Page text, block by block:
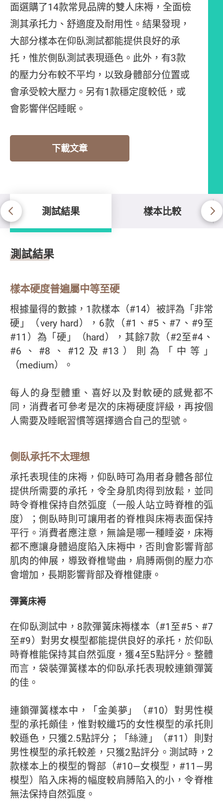
面選購了14款常見品牌的雙人床褥，全面檢
測其承托力、舒適度及耐用性。結果發現，
大部分樣本在仰臥測試都能提供良好的承
托，惟於側臥測試表現遜色。此外，有3款
的壓力分布較不平均，以致身體部分位置或
會承受較大壓力。另有1款穩定度較低，或
會影響伴侶睡眠。
下載文章
測試結果 樣本比較
測試結果
測試結果
樣本硬度普遍屬中等至硬
根據量得的數據，1款樣本（#14）被評為「非常
硬」（very hard），6款（#1、#5、#7、#9至
#11）為「硬」（hard），其餘7款（#2至#4、
#6、#8、#12及#13）則為「中等」
（medium）。
每人的身型體重、喜好以及對軟硬的感覺都不
同，消費者可參考是次的床褥硬度評級，再按個
人需要及睡眠習慣等選擇適合自己的型號。
側臥承托不太理想
承托表現佳的床褥，仰臥時可為用者身體各部位
提供所需要的承托，令全身肌肉得到放鬆，並同
時令脊椎保持自然弧度（一般人站立時脊椎的弧
度）；側臥時則可讓用者的脊椎與床褥表面保持
平行。消費者應注意，無論是哪一種睡姿，床褥
都不應讓身體過度陷入床褥中，否則會影響背部
肌肉的伸展，導致脊椎彎曲，肩膊兩側的壓力亦
會增加，長期影響背部及脊椎健康。
彈簧床褥
在仰臥測試中，8款彈簧床褥樣本（#1至#5、#7
至#9）對男女模型都能提供良好的承托，於仰臥
時脊椎能保持其自然弧度，獲4至5點評分。整體
而言，袋裝彈簧樣本的仰臥承托表現較連鎖彈簧
的佳。
連鎖彈簧樣本中，「金美夢」（#10）對男性模
型的承托頗佳，惟對較纖巧的女性模型的承托則
較遜色，只獲2.5點評分；「絲漣」（#11）則對
男性模型的承托較差，只獲2點評分。測試時，2
款樣本上的模型的臀部（#10—女模型，#11—男
模型）陷入床褥的幅度較肩膊陷入的小，令脊椎
無法保持自然弧度。